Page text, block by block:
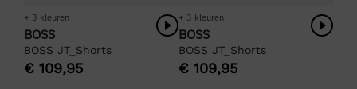
+ 3 kleuren
BOSS
BOSS JT_Shorts
€ 109,95
+ 3 kleuren
BOSS
BOSS JT_Shorts
€ 109,95